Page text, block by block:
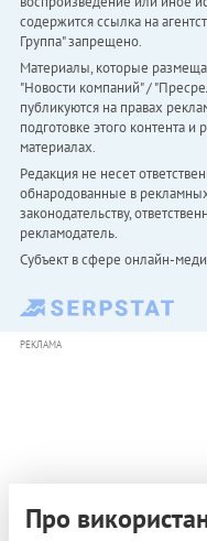
содержится ссылка на
Группа" запрещено.
Материалы, которые
"Новости компаний" /
публикуются на правах
подготовке этого контента
материалах.
Редакция не несет
обнародованные в
законодательству,
рекламодатель.
Субъект в сфере онлайн-
РЕКЛАМА
Про